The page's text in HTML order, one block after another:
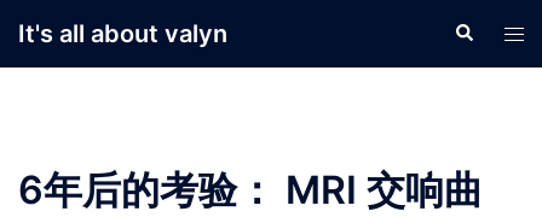
It's all about valyn Search
6年后的考验： MRI 交响曲